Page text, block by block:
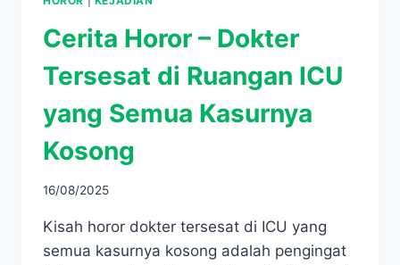
Cerita Horor – Dokter
Tersesat di Ruangan ICU
yang Semua Kasurnya
Kosong
16/08/2025
Kisah horor dokter tersesat di ICU yang
semua kasurnya kosong adalah pengingat